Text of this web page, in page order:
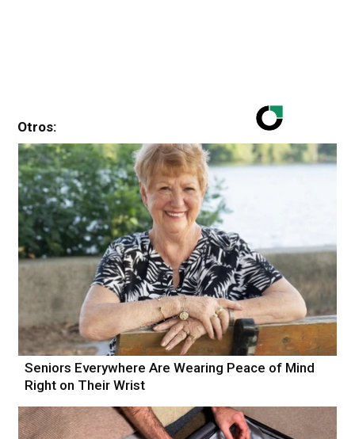
Otros:
Seniors Everywhere Are Wearing Peace of Mind
Right on Their Wrist